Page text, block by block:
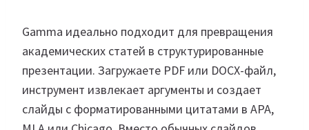
Gamma идеально подходит для превращения
академических статей в структурированные
презентации. Загружаете PDF или DOCX-файл,
инструмент извлекает аргументы и создает
слайды с форматированными цитатами в APA,